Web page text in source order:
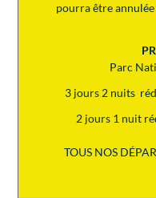
pourra être
Parc
3 jours 2 nuits
2 jours 1 nuit
TOUS NOS